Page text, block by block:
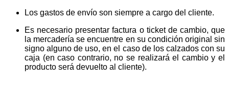
Los gastos de envío son siempre a cargo del cliente.
Es necesario presentar factura o ticket de cambio, que
la mercadería se encuentre en su condición original sin
signo alguno de uso, en el caso de los calzados con su
caja (en caso contrario, no se realizará el cambio y el
producto será devuelto al cliente).